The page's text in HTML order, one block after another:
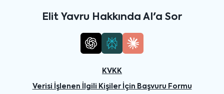
Elit Yavru Hakkında AI'a Sor
KVKK
Verisi İşlenen İlgili Kişiler İçin Başvuru Formu